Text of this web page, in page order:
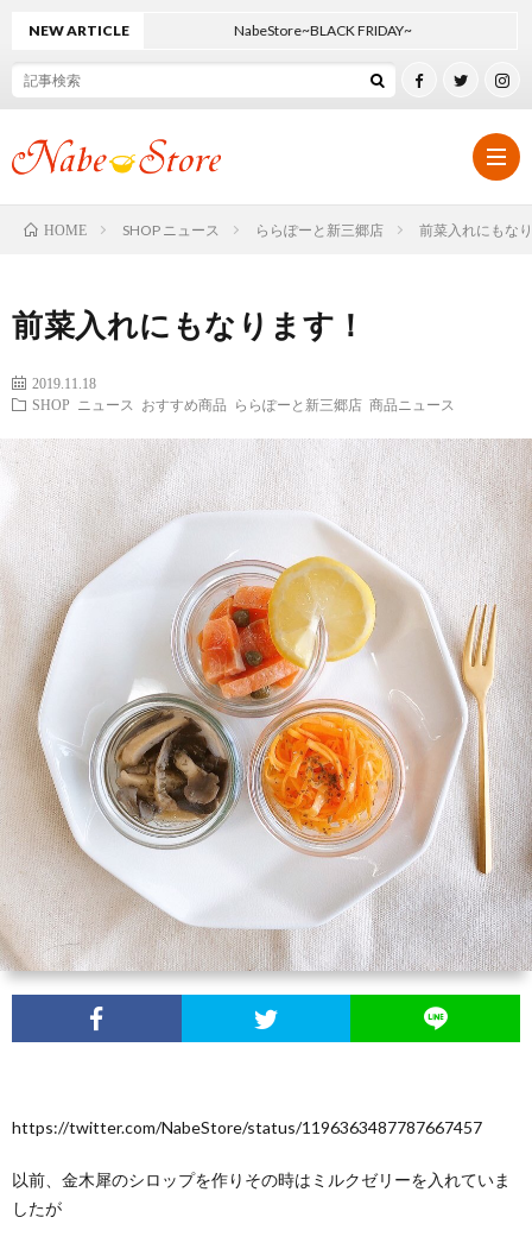
ジ
ナ
ル
商
品
ニ
ュ
ー
ス
リ
ス
ト
お
問
い
合
わ
せ
NEW ARTICLE NabeStore~BLACK FRIDAY~
HOME SHOP ニュース ららぽーと新三郷店 前菜入れにもな
前菜入れにもなります！
2019.11.18
SHOP ニュース
おすすめ商品 ららぽーと新三郷店 商品ニュース
https://twitter.com/NabeStore/status/1196363487787667457
以前、金木犀のシロップを作りその時はミルクゼリーを入れていま
したが